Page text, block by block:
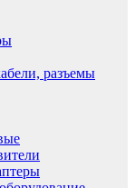
разъемы